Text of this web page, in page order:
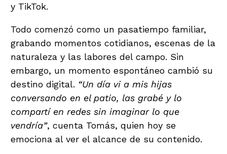
y TikTok.
Todo comenzó como un pasatiempo familiar,
grabando momentos cotidianos, escenas de la
naturaleza y las labores del campo. Sin
embargo, un momento espontáneo cambió su
destino digital. “Un día vi a mis hijas
conversando en el patio, las grabé y lo
compartí en redes sin imaginar lo que
vendría”, cuenta Tomás, quien hoy se
emociona al ver el alcance de su contenido.